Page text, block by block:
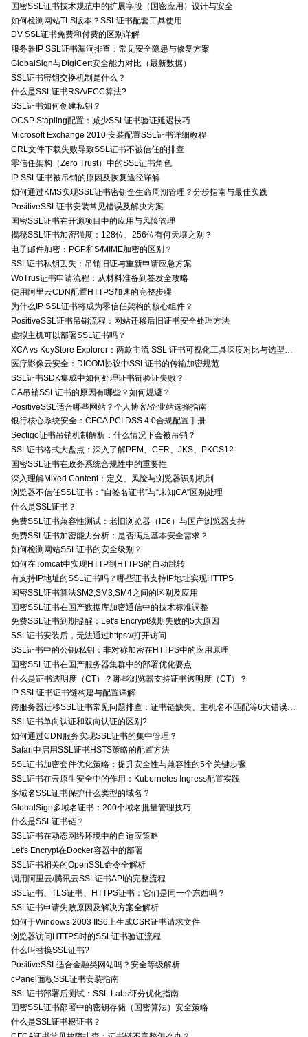
国密SSL证书技术规范中的扩展字段（国密应用）设计与安全
如何检测网站TLS版本？SSL证书配套工具使用
DV SSL证书免费和付费的区别详解
服务器IP SSL证书漏洞排查：常见安全隐患与修复方案
GlobalSign与DigiCert安全能力对比（最新数据）
SSL证书密钥交换机制是什么？
什么是SSL证书RSA/ECC算法?
SSL证书如何创建私钥？
OCSP Stapling配置：减少SSL证书验证延迟技巧
Microsoft Exchange 2010 安装配置SSL证书详细教程
CRL文件下载失败导致SSL证书不被信任的排查
零信任架构（Zero Trust）中的SSL证书角色
IP SSL证书被吊销的原因及恢复途径详解
如何通过KMS实现SSL证书密钥全生命周期管理？分步指南与最佳实践
PositiveSSL证书安装常见错误及解决方案
国密SSL证书在开源项目中的应用与风险管理
揭秘SSL证书加密强度：128位、256位有何天壤之别？
电子邮件加密：PGP和S/MIME加密的区别？
SSL证书私钥丢失：吊销旧证与重新申请应急方案
WoTrus证书申请流程：从材料准备到签发全攻略
使用阿里云CDN配置HTTPS加速的完整步骤
为什么IP SSL证书将成为零信任架构的核心组件？
PositiveSSL证书吊销流程：网站迁移后旧证书安全处理方法
虚拟主机可以部署SSL证书吗？
医疗影像云安全：DICOM协议中SSL证书的传输加密规范
SSL证书SDK集成中如何处理证书链验证失败？
CA吊销SSL证书的原因有哪些？如何规避？
PositiveSSL适合哪些网站？个人博客/企业站选择指南
银行核心系统安全：CFCA PCI DSS 4.0合规配置手册
Sectigo证书吊销机制解析：什么情况下会被吊销？
SSL证书格式大盘点：深入了解PEM、CER、JKS、PKCS12
国密SSL证书在政务系统合规性中的重要性
深入理解Mixed Content：定义、风险与浏览器识别机制
浏览器不信任SSL证书：“自签名证书”与“未知CA”区别处理
什么是SSL证书？
免费SSL证书兼容性测试：老旧浏览器（IE6）与国产浏览器支持
免费SSL证书加密能力分析：是否满足基本安全需求？
如何检测网站SSL证书的安全级别？
如何在Tomcat中实现HTTP到HTTPS的自动跳转
有支持IP地址的SSL证书吗？哪些证书支持IP地址实现HTTPS
国密SSL证书算法SM2,SM3,SM4之间的区别及应用
国密SSL证书在国产数据库加密通信中的技术标准调整
免费SSL证书到期提醒：Let's Encrypt续期失败的5大原因
SSL证书安装后，无法通过https://打开访问
SSL证书中的公钥/私钥：非对称加密在HTTPS中的应用原理
国密SSL证书在国产服务器集群中的部署优化要点
什么是证书透明度（CT）？哪些浏览器支持证书透明度（CT）？
IP SSL证书证书链构建与配置详解
跨服务器迁移SSL证书常见问题排查：证书链缺失、主机名不匹配等6大错误解决方案
SSL证书单向认证和双向认证的区别?
如何通过CDN服务实现SSL证书的集中管理？
Safari中启用SSL证书HSTS策略的配置方法
SSL证书加密套件优化策略：提升安全性与兼容性的5个关键步骤
SSL证书在云原生安全中的作用：Kubernetes Ingress配置实践
多域名SSL证书保护什么类型的域名？
GlobalSign多域名证书：200个域名批量管理技巧
什么是SSL证书链？
SSL证书在动态网络环境中的自适应策略
Let's Encrypt在Docker容器中的部署
SSL证书相关的OpenSSL命令全解析
调用阿里云/腾讯云SSL证书API的完整流程
SSL证书、TLS证书、HTTPS证书：它们是同一个东西吗？
SSL证书申请失败原因及解决方案全解析
如何于Windows 2003 IIS6上生成CSR证书请求文件
浏览器访问HTTPS时的SSL证书验证流程
什么叫替换SSL证书?
PositiveSSL适合金融类网站吗？安全等级解析
cPanel面板SSL证书安装指南
SSL证书部署后测试：SSL Labs评分优化指南
国密SSL证书部署中的密钥存储（国密算法）安全策略
什么是SSL证书根证书？